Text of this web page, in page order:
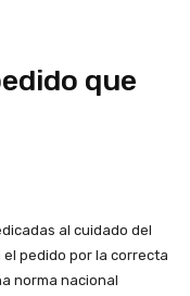
que
al cuidado del
pedido por la correcta
norma nacional